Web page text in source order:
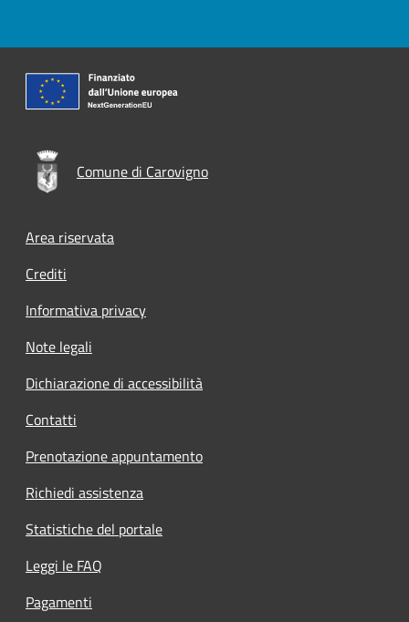
Comune di Carovigno
Footer menu
Area riservata
Crediti
Informativa privacy
Note legali
Dichiarazione di accessibilità
Contatti
Prenotazione appuntamento
Richiedi assistenza
Statistiche del portale
Leggi le FAQ
Pagamenti